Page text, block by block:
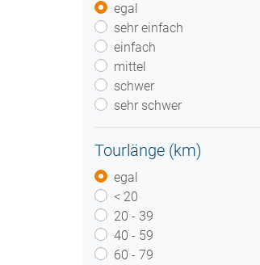
egal
sehr einfach
einfach
mittel
schwer
sehr schwer
Tourlänge (km)
egal
< 20
20 - 39
40 - 59
60 - 79